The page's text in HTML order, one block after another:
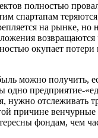
полностью
спартапам
на рынке, но
возвращаются
окупает
можно получить,
одно предприятие-
нужно отслеживать
причине
фондам, чем